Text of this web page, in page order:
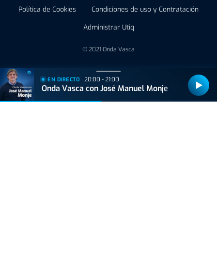
Política de Cookies
Condiciones de uso y Contratación
Administrar Utiq
© 2021 Onda Vasca
EN DIRECTO 20:00 - 21:00
Onda Vasca con José Manuel Monje